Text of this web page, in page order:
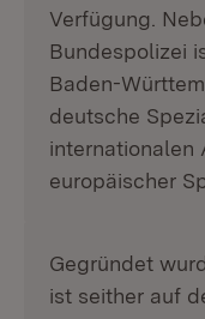
Verfügung.
Bundespolizei
Baden-
deutsche
internationalen
europäischer
Gegründet
ist seither auf